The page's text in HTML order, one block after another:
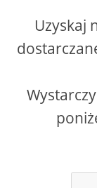
Uzyskaj